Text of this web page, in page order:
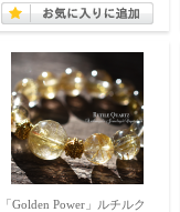
「Golden Power」ルチルク